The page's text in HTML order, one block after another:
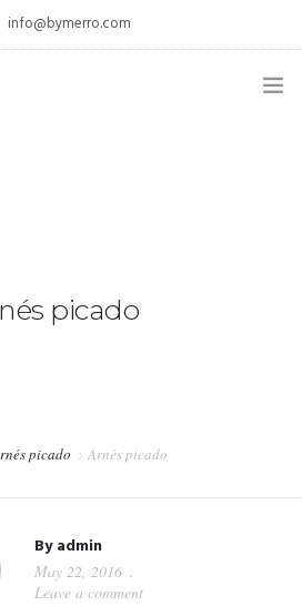
info@bymerro.com
picado
picado Arnés picado
Byadmin
May 22, 2016
Leave a comment